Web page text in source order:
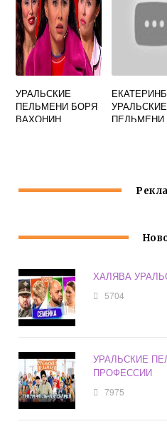
УРАЛЬСКИЕ
ПЕЛЬМЕНИ БОРЯ
ВАХОНИН
УРАЛЬСКИЕ
ПЕЛЬМЕНИ
ХАЛЯВА
5704
УРАЛЬСКИЕ
ПРОФЕССИИ
7975